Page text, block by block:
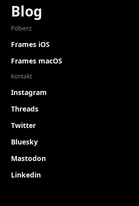
Blog
Pobierz
Frames iOS
Frames macOS
Kontakt
Instagram
Threads
Twitter
Bluesky
Mastodon
Linkedin